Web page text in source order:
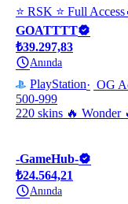
⭐️ RSK ⭐️ Full
GOATTTT
₺39.297,83
Anında
PlayStation OG
500-999
220 skins 🔥 Wonder
-GameHub-
₺24.564,21
Anında